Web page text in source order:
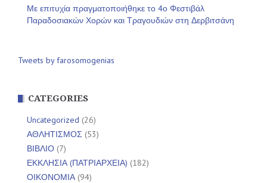
Με επιτυχία πραγματοποιήθηκε το 4ο Φεστιβάλ
Παραδοσιακών Χορών και Τραγουδιών στη Δερβιτσάνη
Tweets by farosomogenias
CATEGORIES
Uncategorized (26)
ΑΘΛΗΤΙΣΜΟΣ (53)
ΒΙΒΛΙΟ (7)
ΕΚΚΛΗΣΙΑ (ΠΑΤΡΙΑΡΧΕΙΑ) (182)
ΟΙΚΟΝΟΜΙΑ (94)